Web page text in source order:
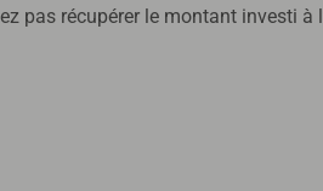
pas récupérer le montant investi à